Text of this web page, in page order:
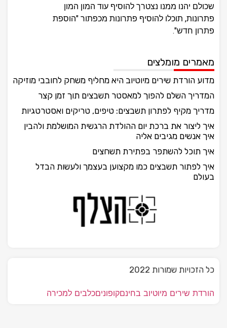
שכולם יהנו ממנו נצטרך להוסיף עוד המון המון
פתרונות, תוכלו להוסיף פתרונות מכפתור "הוספת
פתרון חדש".
מאמרים מומלצים
מדוע הורדת שירים מיוטיוב היא מחליף משחק לחובבי מוזיקה
המדריך השלם להפוך למאסטר תשבצים תוך זמן קצר
מדריך מקיף לפתרון תשבצים: טיפים, טריקים ואסטרטגיות
איך ליצור את ברכת יום ההולדת הרגשית המושלמת ולהבין
איך אנשים מגיבים אליה
איך תוכל להשתפר בפתירת תשחצים
איך לפתור תשבצים כמו מקצוען בעצמך ולעשות הבדל
בעולם
כל הזכויות שמורות 2022
הורדת שירים מיוטיוב בחינםקופוניםכלבים למכירה